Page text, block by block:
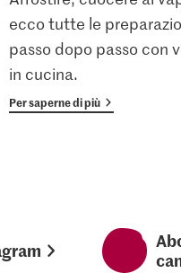
ecco tutte le
passo dopo passo con
in cucina.
Per saperne di più